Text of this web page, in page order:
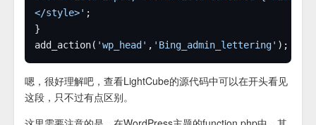
</style>'
add_action( 'wp_head' , 'Bing_admin_lettering'
嗯，很好理解吧，查看LightCube的源代码中可以在开头看见
这段，只不过有点区别。